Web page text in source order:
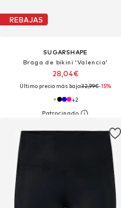
REBAJAS
SUGARSHAPE
Braga de bikini 'Valencia'
28,04€
Último precio más bajo:32,99€-15%
+2